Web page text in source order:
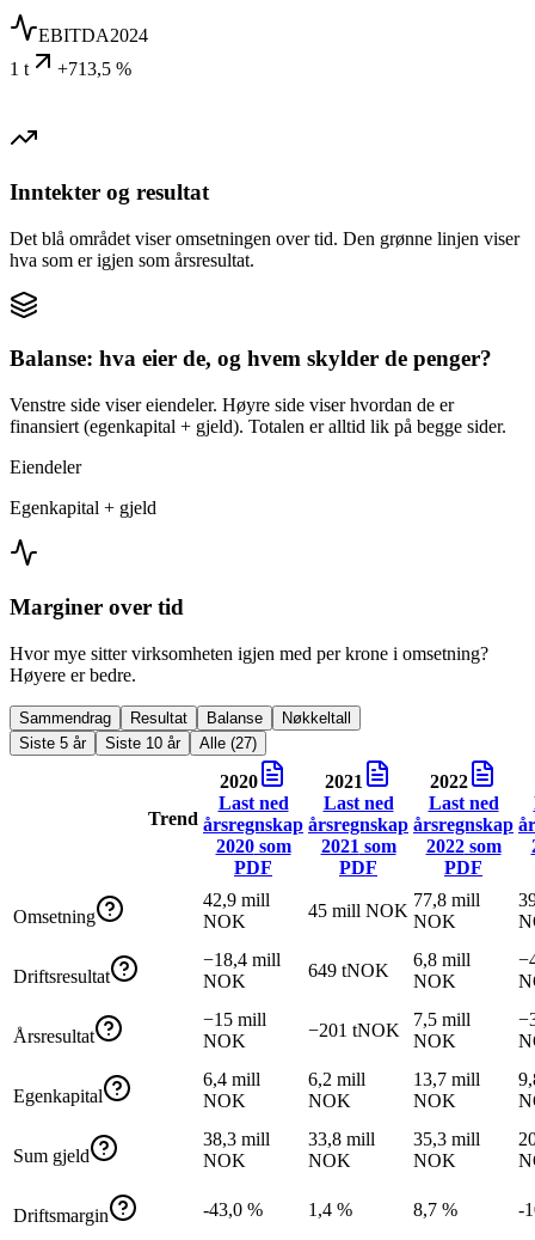
EBITDA2024
1 t
+713,5 %
Inntekter og resultat
Det blå området viser omsetningen over tid. Den grønne linjen viser
hva som er igjen som årsresultat.
Balanse: hva eier de, og hvem skylder de penger?
Venstre side viser eiendeler. Høyre side viser hvordan de er
finansiert (egenkapital + gjeld). Totalen er alltid lik på begge sider.
Eiendeler
Egenkapital + gjeld
Marginer over tid
Hvor mye sitter virksomheten igjen med per krone i omsetning?
Høyere er bedre.
Sammendrag Resultat Balanse
Nøkkeltall
Siste 5 år
Siste 10 år Alle (27)
Trend
2020
Last ned
årsregnskap
2020som
PDF
2021
Last ned
årsregnskap
2021 som
PDF
2022
Last ned
årsregnskap
2022som
PDF
Omsetning
42,9 mill
NOK
45 mill NOK
77,8 mill
NOK
Driftsresultat
−18,4 mill
NOK
649 tNOK
6,8 mill
NOK
Årsresultat
−15 mill
NOK
−201 tNOK
7,5 mill
NOK
Egenkapital
6,4 mill
NOK
6,2 mill
NOK
13,7 mill
NOK
Sum gjeld
38,3 mill
NOK
33,8 mill
NOK
35,3 mill
NOK
Driftsmargin -43,0 % 1,4 % 8,7 % -